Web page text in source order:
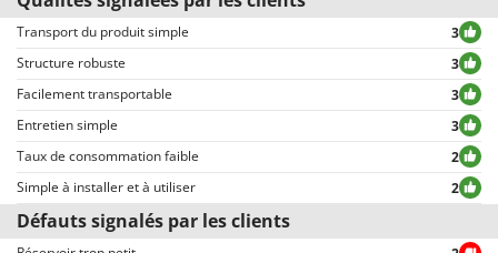
Tous les commentaires, tant positifs que négatifs, sont publiés sans
exclusion ou censure, à l’exception de textes qui contiennent des
expressions ou mots inappropriés, ou qui ne respectent pas le traitement
des données personnelles.
Tous les commentaires, qu’ils soient positifs ou négatifs, peuvent être
consultés rapidement par nos visiteurs, grâce également aux filtres qui
permettent une sélection rapide, comme par exemple celui permettant de
choisir entre avis positifs et négatifs.
Transport du produit simple
3
Structure robuste
3
Facilement transportable
3
Entretien simple
3
Taux de consommation faible
2
Simple à installer et à utiliser
2
Défauts signalés par les clients